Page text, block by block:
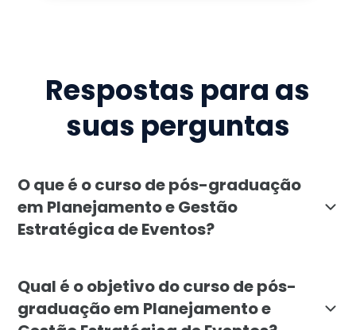
Respostas para as
suas perguntas
O que é o curso de pós-graduação
em Planejamento e Gestão
Estratégica de Eventos?
Qual é o objetivo do curso de pós-
graduação em Planejamento e